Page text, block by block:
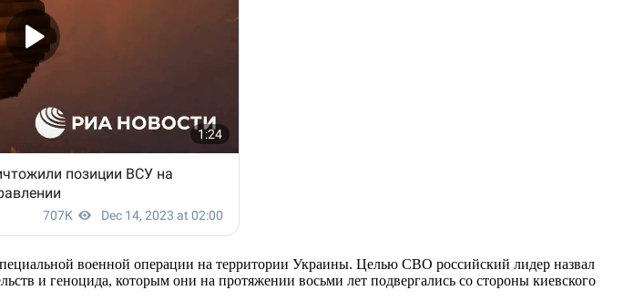
военной операции на территории Украины. Целью СВО российский лидер назвал
и геноцида, которым они на протяжении восьми лет подвергались со стороны киевского